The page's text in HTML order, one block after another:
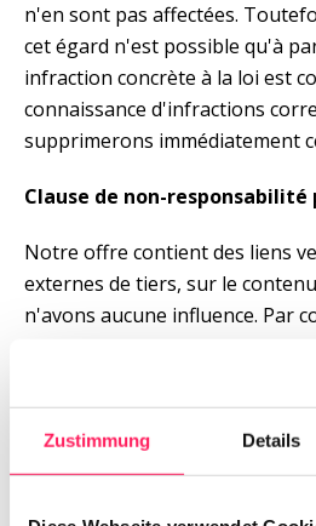
Zustimmung Details
n'en sont pas affectées.
cet égard n'est possible qu'à
infraction concrète à la loi est
connaissance d'infractions
supprimerons immédiatement
Clause de non-responsabilité
Notre offre contient des liens
externes de tiers, sur le
n'avons aucune influence. Par
contenus externes. Le
respectif des pages est
contenu des pages liées. Les
vérifiées au moment de la